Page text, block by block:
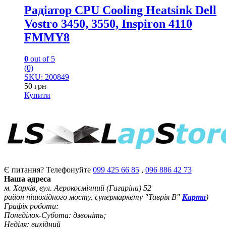
Радіатор CPU Cooling Heatsink Dell
Vostro 3450, 3550, Inspiron 4110
FMMY8
0 out of 5
(0)
SKU: 200849
50 грн
Купити
Є питання? Телефонуйте 099 425 66 85 , 096 886 42 73
Наша адреса
м. Харків, вул. Аерокосмічний (Гагаріна) 52
район пішохідного мосту, супермаркету "Таврія В" Карта)
Графік роботи:
Понеділок-Субота: дзвоніть;
Неділя: вихідний